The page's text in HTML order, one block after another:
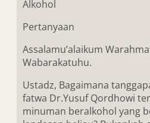
Alkohol
Pertanyaan
Assalamu’alaikum
Wabarakatuhu.
Ustadz, Bagaimana
fatwa Dr.Yusuf Qordhowi
minuman beralkohol yang